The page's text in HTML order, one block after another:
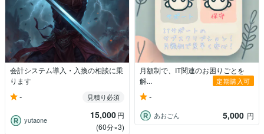
会計システム導入・入換の相談に乗
ります
- 見積り必須
yutaone 15,000円
(60分×3)
月額制で、IT関連のお困りごとを
解...
定期購入可
-
あおごん 5,000 円